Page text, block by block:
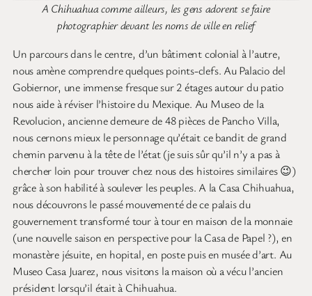
A Chihuahua comme ailleurs, les gens adorent se faire
photographier devant les noms de ville en relief
Un parcours dans le centre, d’un bâtiment colonial à l’autre,
nous amène comprendre quelques points-clefs. Au Palacio del
Gobiernor, une immense fresque sur 2 étages autour du patio
nous aide à réviser l’histoire du Mexique. Au Museo de la
Revolucion, ancienne demeure de 48 pièces de Pancho Villa,
nous cernons mieux le personnage qu’était ce bandit de grand
chemin parvenu à la tête de l’état (je suis sûr qu’il n’y a pas à
chercher loin pour trouver chez nous des histoires similaires 😉)
grâce à son habilité à soulever les peuples. A la Casa Chihuahua,
nous découvrons le passé mouvementé de ce palais du
gouvernement transformé tour à tour en maison de la monnaie
(une nouvelle saison en perspective pour la Casa de Papel ?), en
monastère jésuite, en hopital, en poste puis en musée d’art. Au
Museo Casa Juarez, nous visitons la maison où a vécu l’ancien
président lorsqu’il était à Chihuahua.